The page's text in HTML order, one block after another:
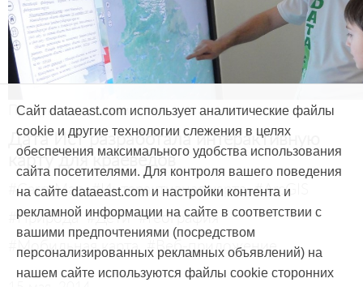
Продукты и услуги
Дата Ист разработала интерактивную
карту для краеведов
#CarryMap #Интерактивная карта #ArcGIS
#Природа #Дети #География
#Мобильная карта #Веб-приложение
Сайт dataeast.com использует аналитические файлы
cookie и другие технологии слежения в целях
обеспечения максимального удобства использования
сайта посетителями. Для контроля вашего поведения
на сайте dataeast.com и настройки контента и
рекламной информации на сайте в соответствии с
вашими предпочтениями (посредством
персонализированных рекламных объявлений) на
нашем сайте используются файлы cookie сторонних